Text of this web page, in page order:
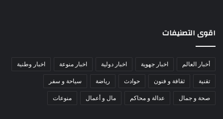
اقوى التصنيفات
أخبار العالم اخبار جهوية اخبار دولية اخبار منوعة اخبار وطنية
تقنية ثقافة و فنون حوادث رياضة سياحة و سفر
صحة و جمال عدالة و محاكم مال و أعمال منوعات